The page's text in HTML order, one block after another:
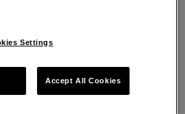
Settings
Accept All Cookies